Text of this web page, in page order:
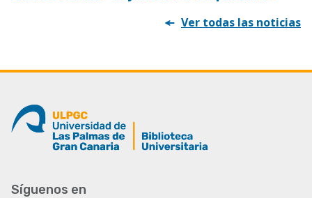
Ver todas las noticias
Síguenos en